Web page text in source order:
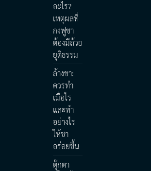
อะไร?
เหตุผลที่
กงฟูชา
ต้องมีถ้วย
ยุติธรรม
ล้างชา:
ควรทำ
เมื่อไร
และทำ
อย่างไร
ให้ชา
อร่อยขึ้น
ตุ๊กตา